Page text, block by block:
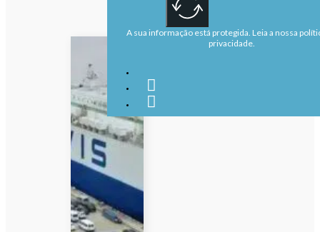
A sua informação está protegida. Leia a nossa
privacidade.